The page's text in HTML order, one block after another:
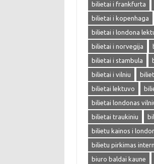
bilietai i frankfurta
bilietai i kopenhaga
bilietai i londona
bilietai i norvegija
bilietai i stambula
bilietai i vilniu
bilietai lektuvo
bilietai londonas
bilietai traukiniu
bilietu kainos i
bilietu pirkimas
biuro baldai kaune